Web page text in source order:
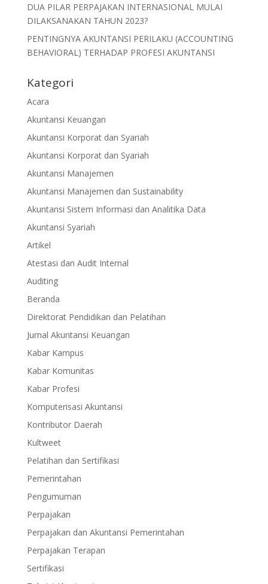
DUA PILAR PERPAJAKAN INTERNASIONAL MULAI
DILAKSANAKAN TAHUN 2023?
PENTINGNYA AKUNTANSI PERILAKU (ACCOUNTING
BEHAVIORAL) TERHADAP PROFESI AKUNTANSI
Kategori
Acara
Akuntansi Keuangan
Akuntansi Korporat dan Syariah
Akuntansi Korporat dan Syariah
Akuntansi Manajemen
Akuntansi Manajemen dan Sustainability
Akuntansi Sistem Informasi dan Analitika Data
Akuntansi Syariah
Artikel
Atestasi dan Audit Internal
Auditing
Beranda
Direktorat Pendidikan dan Pelatihan
Jurnal Akuntansi Keuangan
Kabar Kampus
Kabar Komunitas
Kabar Profesi
Komputerisasi Akuntansi
Kontributor Daerah
Kultweet
Pelatihan dan Sertifikasi
Pemerintahan
Pengumuman
Perpajakan
Perpajakan dan Akuntansi Pemerintahan
Perpajakan Terapan
Sertifikasi